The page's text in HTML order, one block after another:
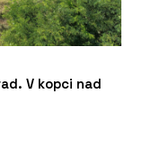
V kopci nad